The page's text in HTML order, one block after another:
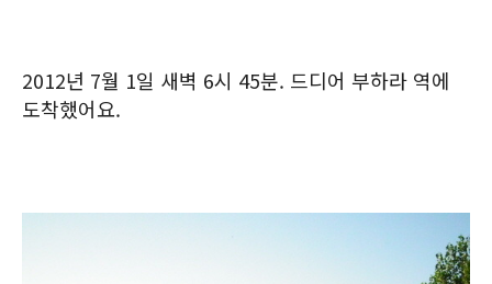
2012년 7월 1일 새벽 6시 45분. 드디어 부하라 역에
도착했어요.